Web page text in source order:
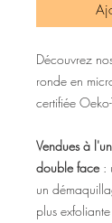
Découvrez
ronde en
certifiée
Vendues à
double face :
un
plus